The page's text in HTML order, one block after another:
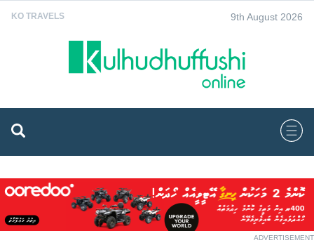
KO TRAVELS 9th August 2026
ADVERTISEMENT